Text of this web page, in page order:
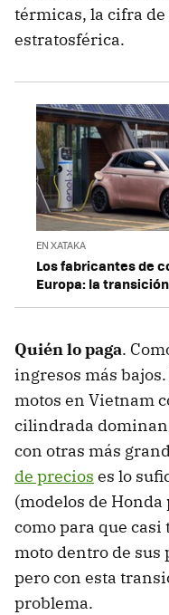
térmicas, la cifra de
estratosférica.
EN XATAKA
Los fabricantes de
Europa: la
Quién lo paga.
ingresos más
motos en Vietnam
cilindrada
con otras más
de precios es lo
(modelos de Honda
como para que
moto dentro de
pero con esta
problema.